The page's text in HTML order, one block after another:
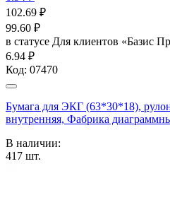
102.69 ₽
99.60 ₽
в статусе Для клиентов «Базис
6.94 ₽
Код: 07470
Бумага для ЭКГ (63*30*18),
внутренняя, Фабрика
В наличии:
417 шт.